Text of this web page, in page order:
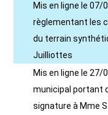
Mis en ligne le 07/
règlementant les
du terrain
Juilliottes
Mis en ligne le 27/
municipal portant
signature à Mme